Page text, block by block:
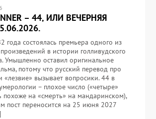
– 44, ИЛИ ВЕЧЕРНЯЯ
года состоялась премьера одного из
в истории голливудского
Умышленно оставил оригинальное
потому что русский перевод про
«лезвие» вызывает вопросики. 44 в
– плохое число («четыре»
похоже на «смерть» на мандаринском),
пост переносится на 25 июня 2027